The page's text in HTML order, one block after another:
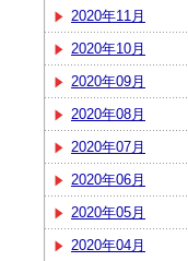
2020年11月
2020年10月
2020年09月
2020年08月
2020年07月
2020年06月
2020年05月
2020年04月